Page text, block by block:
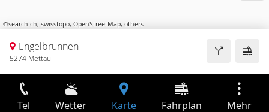
©search.ch, swisstopo, OpenStreetMap, others
Engelbrunnen
5274 Mettau
Tel Wetter Karte Fahrplan Mehr